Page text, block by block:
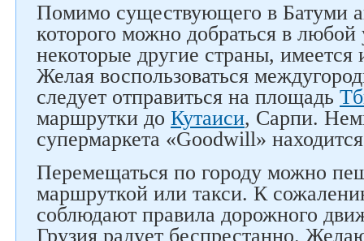
Помимо существующего в Батуми
которого можно добраться в любой
некоторые другие страны, имеется
Желая воспользоваться
следует отправиться на площадь
маршрутки до Кутаиси, Сарпи.
супермаркета «Goodwill»
Перемещаться по городу можно
маршруткой или такси. К
соблюдают правила дорожного
Грузия радует беспрестанно.